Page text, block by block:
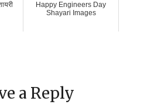
Happy Engineers Day
Shayari Images
a Reply